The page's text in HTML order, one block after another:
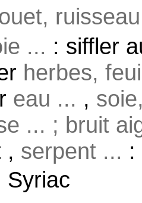
... : siffler
herbes,
eau ... ,
... ; bruit
, serpent ... :
Syriac